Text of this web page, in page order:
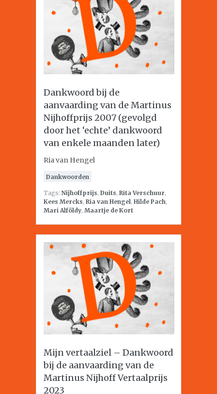
Dankwoord bij de
aanvaarding van de Martinus
Nijhoffprijs 2007 (gevolgd
door het ‘echte’ dankwoord
van enkele maanden later)
Ria van Hengel
Dankwoorden
Tags: Nijhoffprijs, Duits, Rita Verschuur,
Kees Mercks, Ria van Hengel, Hilde Pach,
Mari Alföldy, Maartje de Kort
Mijn vertaalziel – Dankwoord
bij de aanvaarding van de
Martinus Nijhoff Vertaalprijs
2023